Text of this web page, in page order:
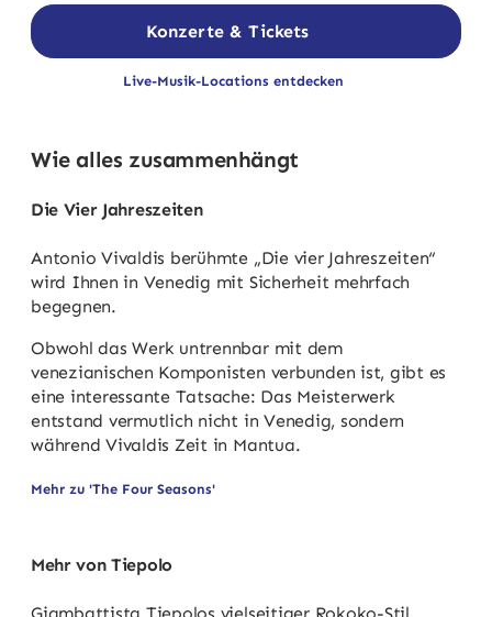
Konzerte & Tickets
Live-Musik-Locations entdecken
Wie alles zusammenhängt
Die Vier Jahreszeiten
Antonio Vivaldis berühmte „Die vier Jahreszeiten“
wird Ihnen in Venedig mit Sicherheit mehrfach
begegnen.
Obwohl das Werk untrennbar mit dem
venezianischen Komponisten verbunden ist, gibt es
eine interessante Tatsache: Das Meisterwerk
entstand vermutlich nicht in Venedig, sondern
während Vivaldis Zeit in Mantua.
Mehr zu 'The Four Seasons'
Mehr von Tiepolo